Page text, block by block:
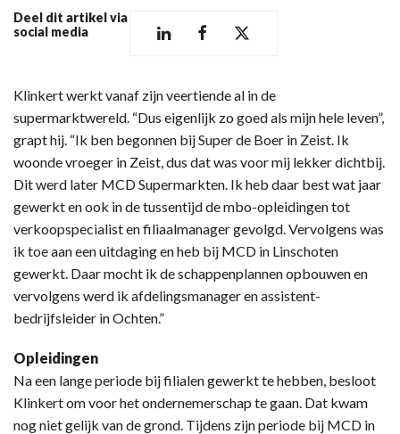
Deel dit artikel via
social media
Klinkert werkt vanaf zijn veertiende al in de
supermarktwereld. “Dus eigenlijk zo goed als mijn hele leven”,
grapt hij. “Ik ben begonnen bij Super de Boer in Zeist. Ik
woonde vroeger in Zeist, dus dat was voor mij lekker dichtbij.
Dit werd later MCD Supermarkten. Ik heb daar best wat jaar
gewerkt en ook in de tussentijd de mbo-opleidingen tot
verkoopspecialist en filiaalmanager gevolgd. Vervolgens was
ik toe aan een uitdaging en heb bij MCD in Linschoten
gewerkt. Daar mocht ik de schappenplannen opbouwen en
vervolgens werd ik afdelingsmanager en assistent-
bedrijfsleider in Ochten.”
Opleidingen
Na een lange periode bij filialen gewerkt te hebben, besloot
Klinkert om voor het ondernemerschap te gaan. Dat kwam
nog niet gelijk van de grond. Tijdens zijn periode bij MCD in